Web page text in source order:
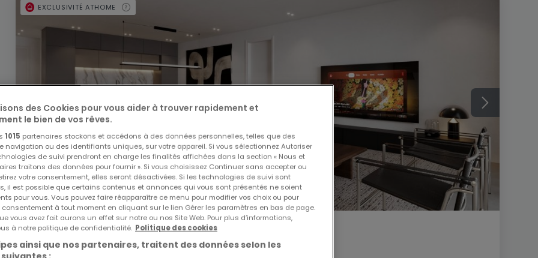
Résidence « SABLINE » à vendreàSteinsel
De595 930 €à1 047 726 €
EXCLUSIVITÉ ATHOME
des Cookies pour vous aider à trouver rapidement et
le bien de vos rêves.
1015 partenaires stockons et accédons à des données personnelles, telles que des
navigation ou des identifiants uniques, sur votre appareil. Si vous sélectionnez Autoriser
de suivi prendront en charge les finalités affichées dans la section « Nous et
traitons des données pour fournir ». Si vous choisissez Continuer sans accepter ou
votre consentement, elles seront désactivées. Si les technologies de suivi sont
il est possible que certains contenus et annonces qui vous sont présentés ne soient
pour vous. Vous pouvez faire réapparaître ce menu pour modifier vos choix ou pour
consentement à tout moment en cliquant sur le lien Gérer les paramètres en bas de page.
vous avez fait aurons un effet sur notre ou nos Site Web. Pour plus d’informations,
à notre politique de confidentialité. Politique des cookies
ainsi que nos partenaires, traitent des données selon les